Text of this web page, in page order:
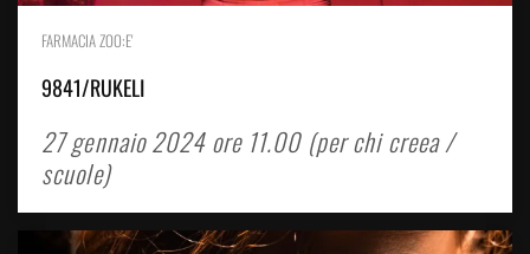
FARMACIA ZOO:E'
9841/RUKELI
27 gennaio 2024 ore 11.00 (per chi creea /
scuole)